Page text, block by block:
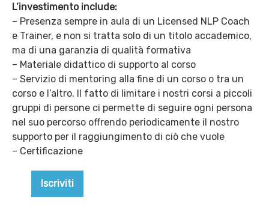
L’investimento include:
– Presenza sempre in aula di un Licensed NLP Coach
e Trainer, e non si tratta solo di un titolo accademico,
ma di una garanzia di qualità formativa
– Materiale didattico di supporto al corso
– Servizio di mentoring alla fine di un corso o tra un
corso e l’altro. Il fatto di limitare i nostri corsi a piccoli
gruppi di persone ci permette di seguire ogni persona
nel suo percorso offrendo periodicamente il nostro
supporto per il raggiungimento di ciò che vuole
– Certificazione
Decrease
Business
Increase
Iscriviti